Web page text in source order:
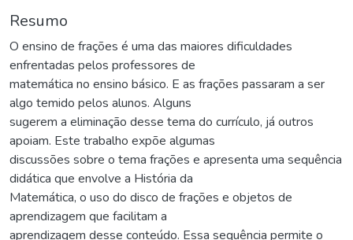
Resumo
O ensino de frações é uma das maiores dificuldades
enfrentadas pelos professores de
matemática no ensino básico. E as frações passaram a ser
algo temido pelos alunos. Alguns
sugerem a eliminação desse tema do currículo, já outros
apoiam. Este trabalho expõe algumas
discussões sobre o tema frações e apresenta uma sequência
didática que envolve a História da
Matemática, o uso do disco de frações e objetos de
aprendizagem que facilitam a
aprendizagem desse conteúdo. Essa sequência permite o